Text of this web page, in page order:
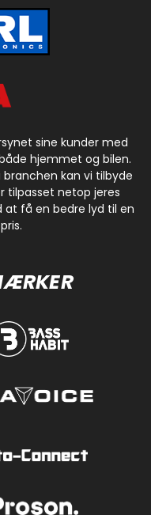
sine kunder med
hjemmet og bilen.
kan vi tilbyde
tilpasset netop jeres
at få en bedre lyd til en